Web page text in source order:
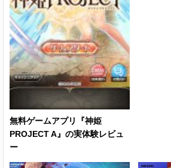
無料ゲームアプリ『神姫
PROJECT A』の実体験レビュ
ー